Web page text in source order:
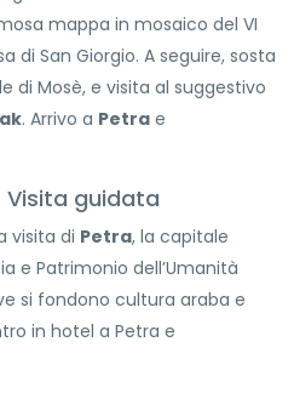
mappa in mosaico del VI
di San Giorgio. A seguire, sosta
di Mosè, e visita al suggestivo
. Arrivo a Petra e
Visita guidata
visita di Petra, la capitale
e Patrimonio dell’Umanità
si fondono cultura araba e
in hotel a Petra e